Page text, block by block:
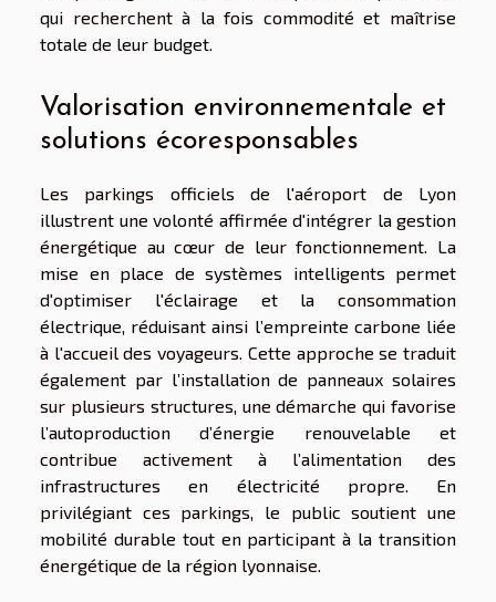
qui recherchent à la fois commodité et maîtrise
totale de leur budget.
Valorisation environnementale et
solutions écoresponsables
Les parkings officiels de l'aéroport de Lyon
illustrent une volonté affirmée d'intégrer la gestion
énergétique au cœur de leur fonctionnement. La
mise en place de systèmes intelligents permet
d'optimiser l'éclairage et la consommation
électrique, réduisant ainsi l’empreinte carbone liée
à l'accueil des voyageurs. Cette approche se traduit
également par l’installation de panneaux solaires
sur plusieurs structures, une démarche qui favorise
l’autoproduction d’énergie renouvelable et
contribue activement à l’alimentation des
infrastructures en électricité propre. En
privilégiant ces parkings, le public soutient une
mobilité durable tout en participant à la transition
énergétique de la région lyonnaise.